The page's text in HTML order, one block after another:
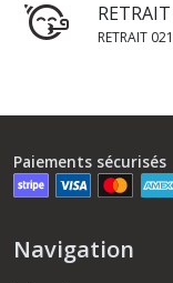
RETRAIT
Paiements sécurisés
Navigation